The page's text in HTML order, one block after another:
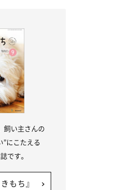
飼い主さんの
”にこたえる
です。
もち』